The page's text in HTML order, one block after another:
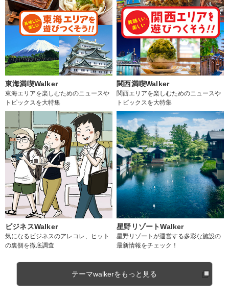
東海満喫Walker
東海エリアを楽しむためのニュースや
トピックスを大特集
関西満喫Walker
関西エリアを楽しむためのニュースや
トピックスを大特集
ビジネスWalker
気になるビジネスのアレコレ、ヒット
の裏側を徹底調査
星野リゾートWalker
星野リゾートが運営する多彩な施設の
最新情報をチェック！
テーマwalkerをもっと見る